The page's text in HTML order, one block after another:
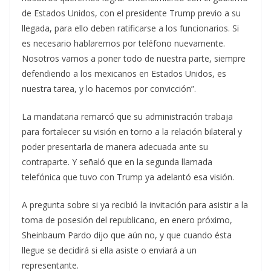
de Estados Unidos, con el presidente Trump previo a su
llegada, para ello deben ratificarse a los funcionarios. Si
es necesario hablaremos por teléfono nuevamente.
Nosotros vamos a poner todo de nuestra parte, siempre
defendiendo a los mexicanos en Estados Unidos, es
nuestra tarea, y lo hacemos por convicción”.
La mandataria remarcó que su administración trabaja
para fortalecer su visión en torno a la relación bilateral y
poder presentarla de manera adecuada ante su
contraparte. Y señaló que en la segunda llamada
telefónica que tuvo con Trump ya adelantó esa visión.
A pregunta sobre si ya recibió la invitación para asistir a la
toma de posesión del republicano, en enero próximo,
Sheinbaum Pardo dijo que aún no, y que cuando ésta
llegue se decidirá si ella asiste o enviará a un
representante.